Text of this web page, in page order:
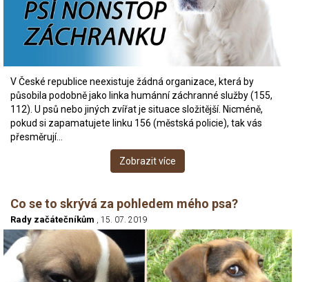
V České republice neexistuje žádná organizace, která by
působila podobně jako linka humánní záchranné služby (155,
112). U psů nebo jiných zvířat je situace složitější. Nicméně,
pokud si zapamatujete linku 156 (městská policie), tak vás
přesměrují…
Zobrazit více
Co se to skrývá za pohledem mého psa?
Rady začátečníkům , 15. 07. 2019